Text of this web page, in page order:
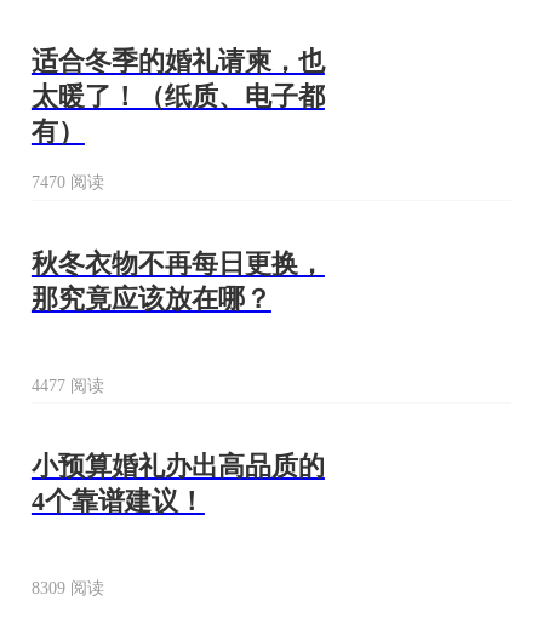
适合冬季的婚礼请柬，也
太暖了！（纸质、电子都
有）
7470 阅读
秋冬衣物不再每日更换，
那究竟应该放在哪？
4477 阅读
小预算婚礼办出高品质的
4个靠谱建议！
8309 阅读